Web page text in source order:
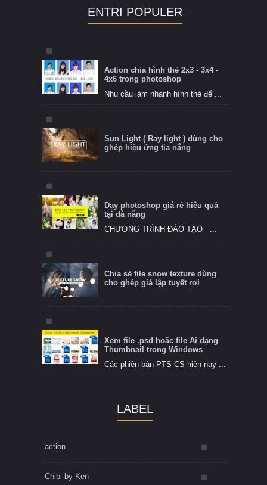
ENTRI POPULER
Action chia hình thẻ 2x3 - 3x4 -
4x6 trong photoshop
Nhu cầu làm nhanh hình thẻ để ...
Sun Light ( Ray light ) dùng cho
ghép hiệu ứng tia nắng
Dạy photoshop giá rẻ hiệu quả
tại đà nẵng
CHƯƠNG TRÌNH ĐÀO TẠO ...
Chia sẻ file snow texture dùng
cho ghép giả lập tuyết rơi
Xem file .psd hoặc file Ai dạng
Thumbnail trong Windows
Các phiên bản PTS CS hiện nay ...
LABEL
action
Chibi by Ken